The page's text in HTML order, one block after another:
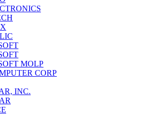
MOLP
CORP
INC.